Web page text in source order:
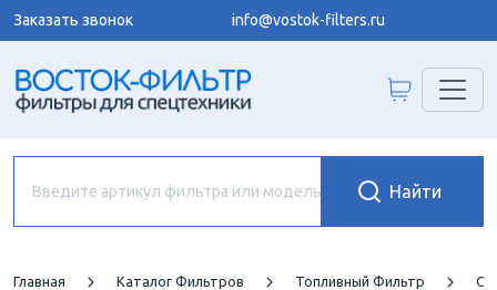
Заказать звонок info@vostok-filters.ru
Главная Каталог Фильтров Топливный Фильтр